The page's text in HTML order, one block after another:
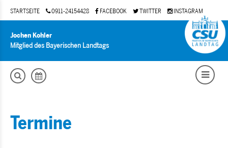
STARTSEITE 0911-24154428 FACEBOOK TWITTER INSTAGRAM
Jochen Kohler
Mitglied des Bayerischen Landtags
Termine